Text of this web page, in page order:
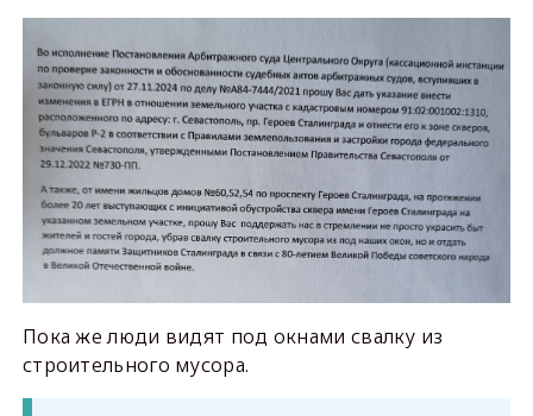
Пока же люди видят под окнами свалку из
строительного мусора.